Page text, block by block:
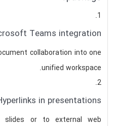
Teams integration
collaboration into one
unified workspace.
in presentations
slides or to external web